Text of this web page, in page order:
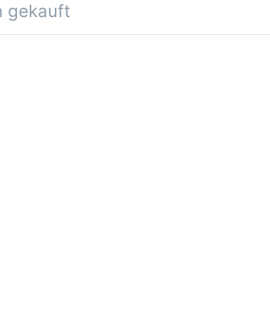
gekauft